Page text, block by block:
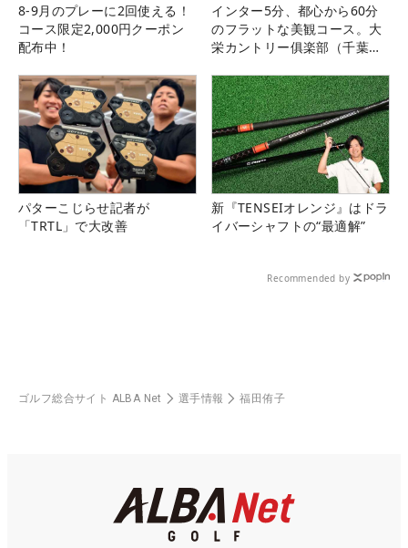
8-9月のプレーに2回使える！
コース限定2,000円クーポン
配布中！
インター5分、都心から60分
のフラットな美観コース。大
栄カントリー俱楽部（千葉
パターこじらせ記者が
「TRTL」で大改善
新『TENSEIオレンジ』はドラ
イバーシャフトの“最適解”
Recommended by
ゴルフ総合サイト ALBA Net 選手情報 福田侑子